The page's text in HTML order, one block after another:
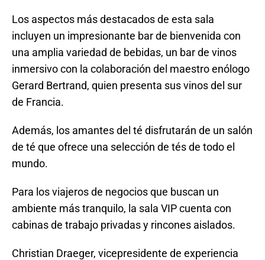
Los aspectos más destacados de esta sala
incluyen un impresionante bar de bienvenida con
una amplia variedad de bebidas, un bar de vinos
inmersivo con la colaboración del maestro enólogo
Gerard Bertrand, quien presenta sus vinos del sur
de Francia.
Además, los amantes del té disfrutarán de un salón
de té que ofrece una selección de tés de todo el
mundo.
Para los viajeros de negocios que buscan un
ambiente más tranquilo, la sala VIP cuenta con
cabinas de trabajo privadas y rincones aislados.
Christian Draeger, vicepresidente de experiencia